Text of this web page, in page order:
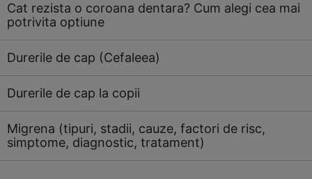
Cat rezista o coroana dentara? Cum alegi cea mai
potrivita optiune
Durerile de cap (Cefaleea)
Durerile de cap la copii
Migrena (tipuri, stadii, cauze, factori de risc,
simptome, diagnostic, tratament)